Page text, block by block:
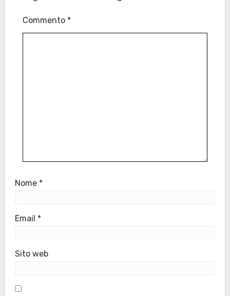
Commento *
Nome *
Email *
Sito web